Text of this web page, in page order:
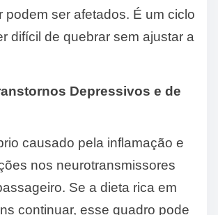
podem ser afetados. É um ciclo
difícil de quebrar sem ajustar a
Depressivos e de
causado pela inflamação e
nos neurotransmissores
Se a dieta rica em
continuar, esse quadro pode